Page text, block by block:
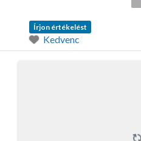
Írjon értékelést
Kedvenc